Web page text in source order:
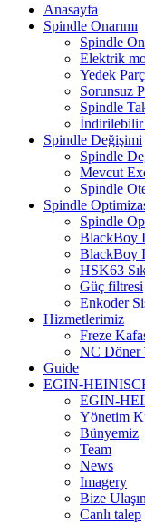
Anasayfa
Spindle Onarımı
Spindle
Elektrik
Yedek
Sorunsuz
Spindle
İndirilebilir
Spindle Değişimi
Spindle
Mevcut
Spindle
Spindle
Spindle
BlackBoy I
BlackBoy
HSK63
Güç filtresi
Enkoder
Hizmetlerimiz
Freze
NC Döner
Guide
EGIN-
EGIN-
Yönetim
Bünyemiz
Team
News
Imagery
Bize Ulaşın
Canlı talep